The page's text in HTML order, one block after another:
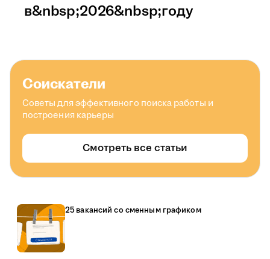
в&nbsp;2026&nbsp;году
Соискатели
Советы для эффективного поиска работы и
построения карьеры
Смотреть все статьи
25 вакансий со сменным графиком